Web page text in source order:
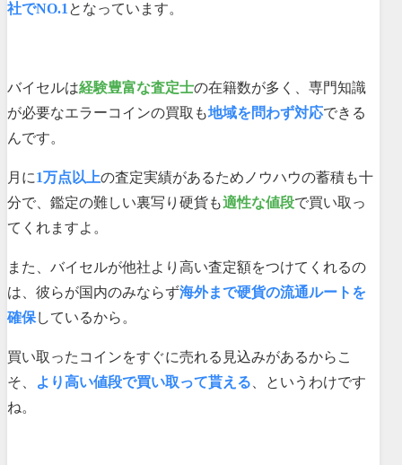
社でNO.1となっています。
バイセルは経験豊富な査定士の在籍数が多く、専門知識
が必要なエラーコインの買取も地域を問わず対応できる
んです。
月に1万点以上の査定実績があるためノウハウの蓄積も十
分で、鑑定の難しい裏写り硬貨も適性な値段で買い取っ
てくれますよ。
また、バイセルが他社より高い査定額をつけてくれるの
は、彼らが国内のみならず海外まで硬貨の流通ルートを
確保しているから。
買い取ったコインをすぐに売れる見込みがあるからこ
そ、
より高い値段で買い取って貰える、というわけです
ね。